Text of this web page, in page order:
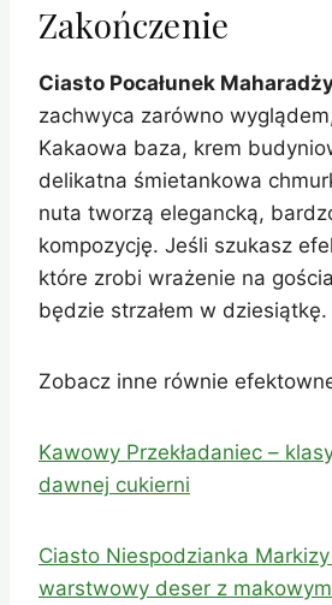
Zakończenie
Ciasto Pocałunek
zachwyca zarówno
Kakaowa baza, krem
delikatna śmietankowa
nuta tworzą elegancką,
kompozycję. Jeśli szukasz
które zrobi wrażenie na
będzie strzałem w dziesiątkę.
Zobacz inne równie
Kawowy Przekładaniec –
dawnej cukierni
Ciasto Niespodzianka
warstwowy deser z